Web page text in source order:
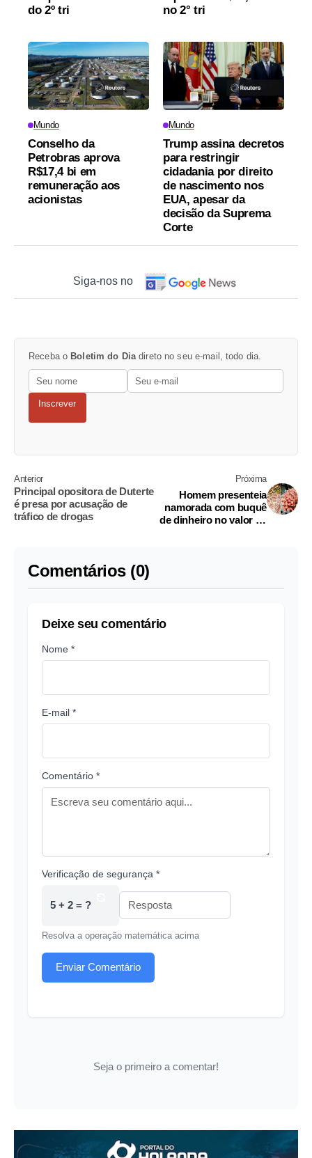
do 2º tri
no 2° tri
Mundo
Conselho da
Petrobras aprova
R$17,4 bi em
remuneração aos
acionistas
Mundo
Trump assina decretos
para restringir
cidadania por direito
de nascimento nos
EUA, apesar da
decisão da Suprema
Corte
Siga-nos no
Receba o Boletim do Dia direto no seu e-mail, todo dia.
Inscrever
Anterior
Principal opositora de Duterte
é presa por acusação de
tráfico de drogas
Próxima
Homem presenteia
namorada com buquê
de dinheiro no valor de
Comentários (0)
Deixe seu comentário
Nome *
E-mail *
Comentário *
Verificação de segurança *
5 + 2 = ?
Resolva a operação matemática acima
Enviar Comentário
Seja o primeiro a comentar!